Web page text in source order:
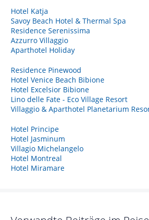
Hotel Katja
Savoy Beach Hotel & Thermal Spa
Residence Serenissima
Azzurro Villaggio
Aparthotel Holiday
Residence Pinewood
Hotel Venice Beach Bibione
Hotel Excelsior Bibione
Lino delle Fate - Eco Village Resort
Villaggio & Aparthotel Planetarium
Hotel Principe
Hotel Jasminum
Villagio Michelangelo
Hotel Montreal
Hotel Miramare